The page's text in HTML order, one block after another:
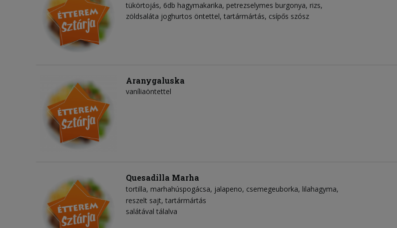
tükörtojás, 6db hagymakarika, petrezselymes burgonya, rizs,
zöldsaláta joghurtos öntettel, tartármártás, csípős szósz
Aranygaluska
vaníliaöntettel
Quesadilla Marha
tortilla marhahúspogácsa jalapeno csemegeuborka lilahagyma
reszelt sajt tartármártás
salátával tálalva